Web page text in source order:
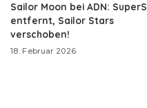
Sailor Moon bei ADN: SuperS
entfernt, Sailor Stars
verschoben!
18. Februar 2026